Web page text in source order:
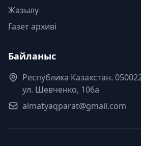
Жазылу
Газет архиві
Байланыс
Республика Казахстан.
ул. Шевченко, 106а
almatyaqparat@gmail.com